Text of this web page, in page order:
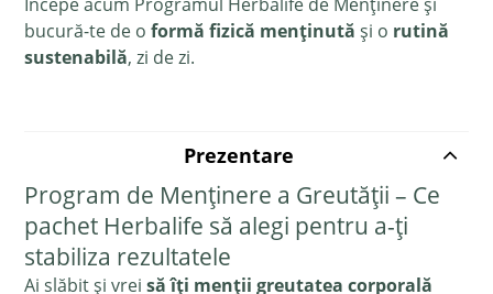
bucură-te de oformă fizică menținută și o rutină
sustenabilă, zi de zi.
Prezentare
Program de Menținere a Greutății – Ce
pachet Herbalife să alegi pentru a-ți
stabiliza rezultatele
Ai slăbit și vreisă îți menții greutatea corporală